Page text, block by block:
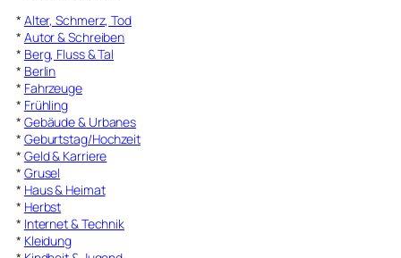
* Alter, Schmerz, Tod
* Autor & Schreiben
* Berg, Fluss & Tal
* Berlin
* Fahrzeuge
* Frühling
* Gebäude & Urbanes
* Geburtstag/Hochzeit
* Geld & Karriere
* Grusel
* Haus & Heimat
* Herbst
* Internet & Technik
* Kleidung